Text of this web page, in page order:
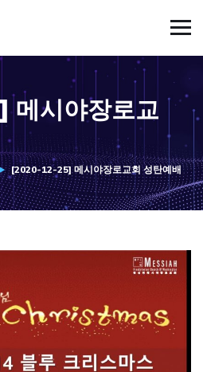
시야장로교
[2020-12-25] 메시야장로교회 성탄예배